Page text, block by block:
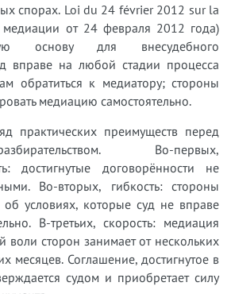
спорах. Loi du 24 février 2012 sur la
от 24 февраля 2012 года)
основу для внесудебного
вправе на любой стадии процесса
обратиться к медиатору; стороны
медиацию самостоятельно.
практических преимуществ перед
Во-первых,
достигнутые договорённости не
Во-вторых, гибкость: стороны
об условиях, которые суд не вправе
В-третьих, скорость: медиация
сторон занимает от нескольких
месяцев. Соглашение, достигнутое в
судом и приобретает силу